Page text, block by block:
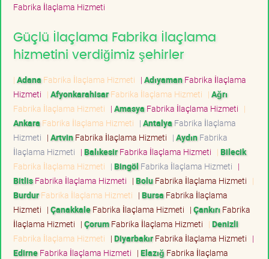
Fabrika İlaçlama Hizmeti
Güçlü İlaçlama Fabrika İlaçlama
hizmetini verdiğimiz şehirler
| Adana Fabrika İlaçlama Hizmeti | AdıyamanFabrika İlaçlama
Hizmeti | AfyonkarahisarFabrika İlaçlama Hizmeti | Ağrı
Fabrika İlaçlama Hizmeti | Amasya Fabrika İlaçlama Hizmeti |
Ankara Fabrika İlaçlama Hizmeti | Antalya Fabrika İlaçlama
Hizmeti | ArtvinFabrika İlaçlama Hizmeti | AydınFabrika
İlaçlama Hizmeti | BalıkesirFabrika İlaçlama Hizmeti | Bilecik
Fabrika İlaçlama Hizmeti | Bingöl Fabrika İlaçlama Hizmeti |
BitlisFabrika İlaçlama Hizmeti | BoluFabrika İlaçlama Hizmeti |
BurdurFabrika İlaçlama Hizmeti | Bursa Fabrika İlaçlama
Hizmeti | ÇanakkaleFabrika İlaçlama Hizmeti | Çankırı Fabrika
İlaçlama Hizmeti | ÇorumFabrika İlaçlama Hizmeti | Denizli
Fabrika İlaçlama Hizmeti | DiyarbakırFabrika İlaçlama Hizmeti |
EdirneFabrika İlaçlama Hizmeti | Elazığ Fabrika İlaçlama